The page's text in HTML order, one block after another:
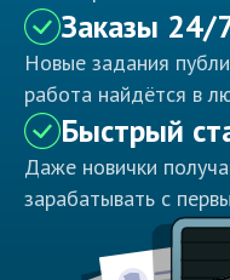
Заказы 24/
Новые задания
работа найдётся в
Быстрый
Даже новички
зарабатывать с